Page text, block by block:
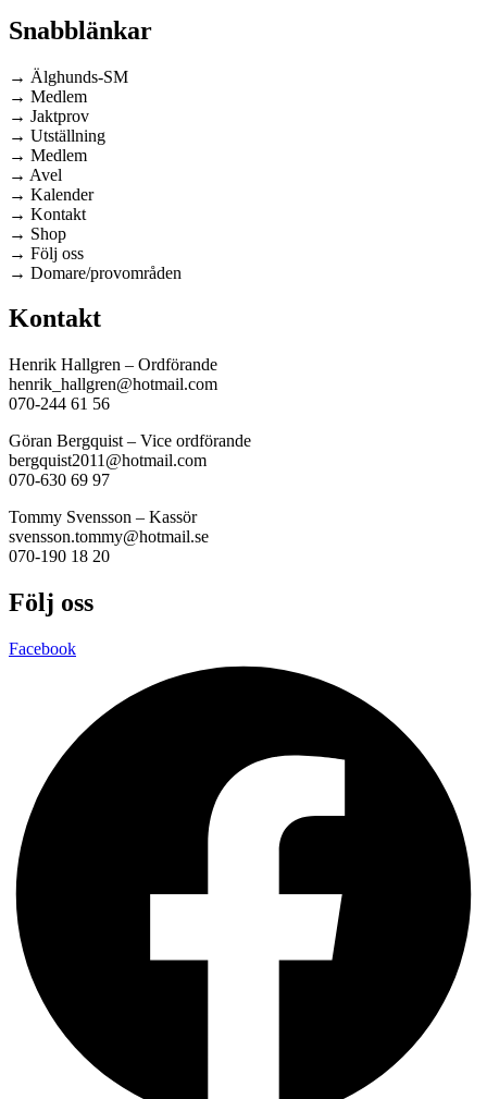
Snabblänkar
→ Älghunds-SM
→ Medlem
→ Jaktprov
→ Utställning
→ Medlem
→ Avel
→ Kalender
→ Kontakt
→ Shop
→ Följ oss
→ Domare/provområden
Kontakt
Henrik Hallgren – Ordförande
henrik_hallgren@hotmail.com
070-244 61 56
Göran Bergquist – Vice ordförande
bergquist2011@hotmail.com
070-630 69 97
Tommy Svensson – Kassör
svensson.tommy@hotmail.se
070-190 18 20
Följ oss
Facebook